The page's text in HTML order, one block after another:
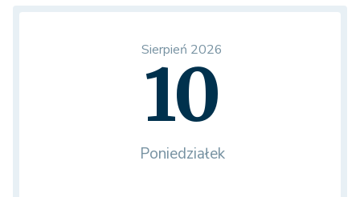
Sierpień 2026
10
Poniedziałek